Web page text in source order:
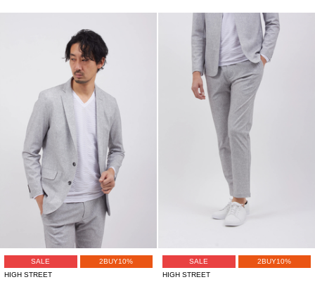
SALE
2BUY10%
HIGH STREET
SALE
2BUY10%
HIGH STREET